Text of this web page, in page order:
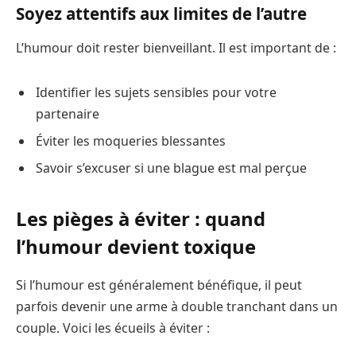
Soyez attentifs aux limites de l’autre
L’humour doit rester bienveillant. Il est important de :
Identifier les sujets sensibles pour votre
partenaire
Éviter les moqueries blessantes
Savoir s’excuser si une blague est mal perçue
Les pièges à éviter : quand
l’humour devient toxique
Si l’humour est généralement bénéfique, il peut
parfois devenir une arme à double tranchant dans un
couple. Voici les écueils à éviter :